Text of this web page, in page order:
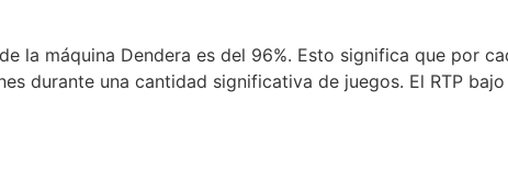
la máquina Dendera es del 96%. Esto significa que por
durante una cantidad significativa de juegos. El RTP